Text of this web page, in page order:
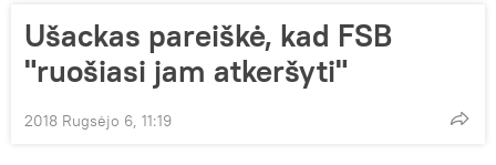
Ušackas pareiškė, kad FSB
"ruošiasi jam atkeršyti"
2018 Rugsėjo 6, 11:19